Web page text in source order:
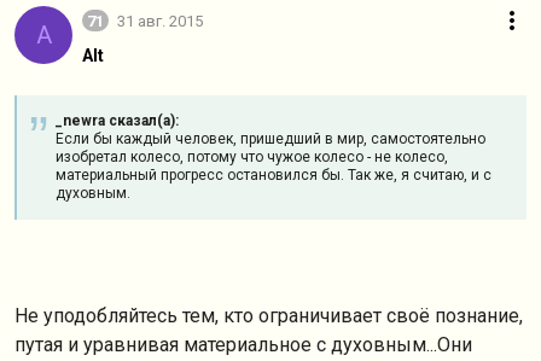
A 71 31 авг. 2015
Alt
_newra сказал(а):
Если бы каждый человек, пришедший в мир, самостоятельно
изобретал колесо, потому что чужое колесо - не колесо,
материальный прогресс остановился бы. Так же, я считаю, и с
духовным.
Не уподобляйтесь тем, кто ограничивает своё познание,
путая и уравнивая материальное с духовным...Они